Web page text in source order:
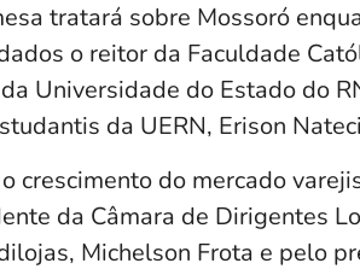
tratará sobre Mossoró
o reitor da Faculdade
Universidade do Estado do
da UERN, Erison
crescimento do mercado
da Câmara de Dirigentes
Michelson Frota e pelo